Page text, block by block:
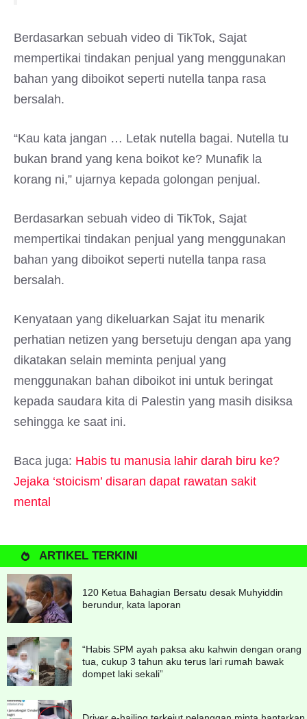
Berdasarkan sebuah video di TikTok, Sajat
mempertikai tindakan penjual yang menggunakan
bahan yang diboikot seperti nutella tanpa rasa
bersalah.
“Kau kata jangan … Letak nutella bagai. Nutella tu
bukan brand yang kena boikot ke? Munafik la
korang ni,” ujarnya kepada golongan penjual.
Berdasarkan sebuah video di TikTok, Sajat
mempertikai tindakan penjual yang menggunakan
bahan yang diboikot seperti nutella tanpa rasa
bersalah.
Kenyataan yang dikeluarkan Sajat itu menarik
perhatian netizen yang bersetuju dengan apa yang
dikatakan selain meminta penjual yang
menggunakan bahan diboikot ini untuk beringat
kepada saudara kita di Palestin yang masih disiksa
sehingga ke saat ini.
Baca juga: Habis tu manusia lahir darah biru ke?
Jejaka ‘stoicism’ disaran dapat rawatan sakit
mental
ARTIKEL TERKINI
120 Ketua Bahagian Bersatu desak Muhyiddin
berundur, kata laporan
“Habis SPM ayah paksa aku kahwin dengan orang
tua, cukup 3 tahun aku terus lari rumah bawak
dompet laki sekali”